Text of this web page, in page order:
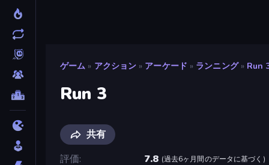
ゲーム » アクション » アーケード » ランニング » Run
Run 3
共有
評価
7.8 (過去6ヶ月間のデータに基づく )